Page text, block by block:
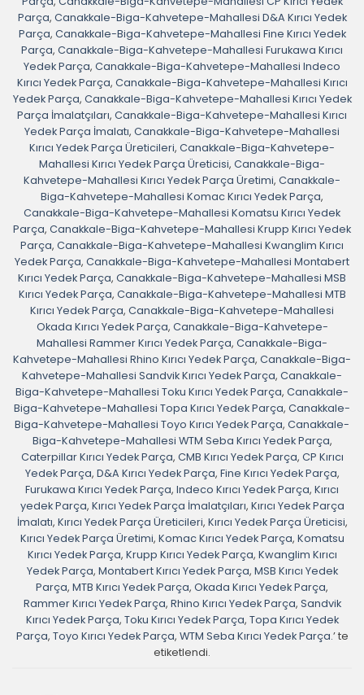
Parça, Canakkale-Biga-Kahvetepe-Mahallesi D&A Kırıcı Yedek
Parça, Canakkale-Biga-Kahvetepe-Mahallesi Fine Kırıcı Yedek
Parça, Canakkale-Biga-Kahvetepe-Mahallesi Furukawa Kırıcı
Yedek Parça, Canakkale-Biga-Kahvetepe-Mahallesi Indeco
Kırıcı Yedek Parça, Canakkale-Biga-Kahvetepe-Mahallesi Kırıcı
Yedek Parça, Canakkale-Biga-Kahvetepe-Mahallesi Kırıcı Yedek
Parça İmalatçıları, Canakkale-Biga-Kahvetepe-Mahallesi Kırıcı
Yedek Parça İmalatı, Canakkale-Biga-Kahvetepe-Mahallesi
Kırıcı Yedek Parça Üreticileri, Canakkale-Biga-Kahvetepe-
Mahallesi Kırıcı Yedek Parça Üreticisi, Canakkale-Biga-
Kahvetepe-Mahallesi Kırıcı Yedek Parça Üretimi, Canakkale-
Biga-Kahvetepe-Mahallesi Komac Kırıcı Yedek Parça,
Canakkale-Biga-Kahvetepe-Mahallesi Komatsu Kırıcı Yedek
Parça, Canakkale-Biga-Kahvetepe-Mahallesi Krupp Kırıcı Yedek
Parça, Canakkale-Biga-Kahvetepe-Mahallesi Kwanglim Kırıcı
Yedek Parça, Canakkale-Biga-Kahvetepe-Mahallesi Montabert
Kırıcı Yedek Parça, Canakkale-Biga-Kahvetepe-Mahallesi MSB
Kırıcı Yedek Parça, Canakkale-Biga-Kahvetepe-Mahallesi MTB
Kırıcı Yedek Parça, Canakkale-Biga-Kahvetepe-Mahallesi
Okada Kırıcı Yedek Parça, Canakkale-Biga-Kahvetepe-
Mahallesi Rammer Kırıcı Yedek Parça, Canakkale-Biga-
Kahvetepe-Mahallesi Rhino Kırıcı Yedek Parça, Canakkale-Biga-
Kahvetepe-Mahallesi Sandvik Kırıcı Yedek Parça, Canakkale-
Biga-Kahvetepe-Mahallesi Toku Kırıcı Yedek Parça, Canakkale-
Biga-Kahvetepe-Mahallesi Topa Kırıcı Yedek Parça, Canakkale-
Biga-Kahvetepe-Mahallesi Toyo Kırıcı Yedek Parça, Canakkale-
Biga-Kahvetepe-Mahallesi WTM Seba Kırıcı Yedek Parça,
Caterpillar Kırıcı Yedek Parça, CMB Kırıcı Yedek Parça, CP Kırıcı
Yedek Parça, D&A Kırıcı Yedek Parça, Fine Kırıcı Yedek Parça,
Furukawa Kırıcı Yedek Parça, Indeco Kırıcı Yedek Parça, Kırıcı
yedek Parça, Kırıcı Yedek Parça İmalatçıları, Kırıcı Yedek Parça
İmalatı, Kırıcı Yedek Parça Üreticileri, Kırıcı Yedek Parça Üreticisi,
Kırıcı Yedek Parça Üretimi, Komac Kırıcı Yedek Parça, Komatsu
Kırıcı Yedek Parça, Krupp Kırıcı Yedek Parça, Kwanglim Kırıcı
Yedek Parça, Montabert Kırıcı Yedek Parça, MSB Kırıcı Yedek
Parça, MTB Kırıcı Yedek Parça, Okada Kırıcı Yedek Parça,
Rammer Kırıcı Yedek Parça, Rhino Kırıcı Yedek Parça, Sandvik
Kırıcı Yedek Parça, Toku Kırıcı Yedek Parça, Topa Kırıcı Yedek
Parça, Toyo Kırıcı Yedek Parça, WTM Seba Kırıcı Yedek Parça.’ te
etiketlendi.